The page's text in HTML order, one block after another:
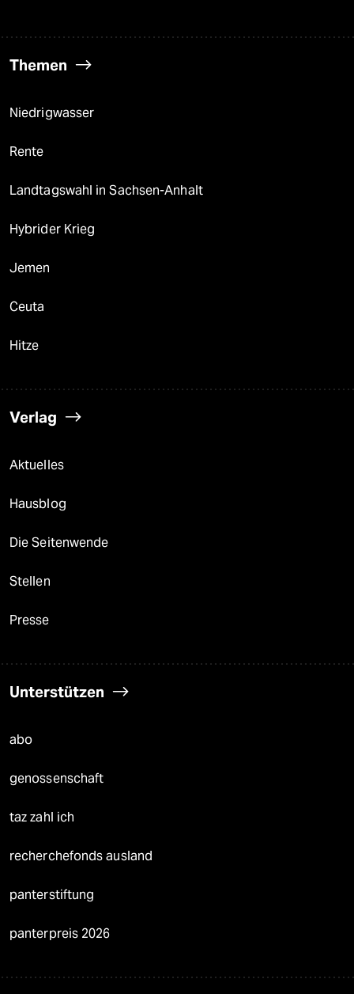
Themen
Niedrigwasser
Rente
Landtagswahl in Sachsen-Anhalt
Hybrider Krieg
Jemen
Ceuta
Hitze
Verlag
Aktuelles
Hausblog
Die Seitenwende
Stellen
Presse
Unterstützen
abo
genossenschaft
taz zahl ich
recherchefonds ausland
panterstiftung
panterpreis 2026